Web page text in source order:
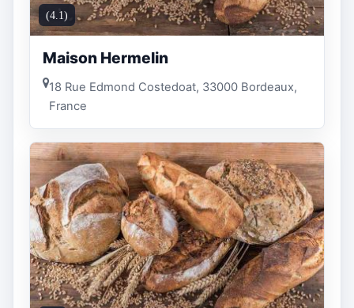
(4.1)
Maison Hermelin
18 Rue Edmond Costedoat, 33000 Bordeaux,
France